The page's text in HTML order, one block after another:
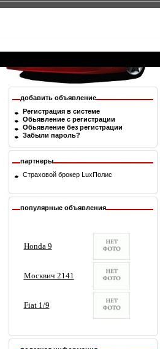
добавить объявление
Регистрация в системе
Обьявление с регистрации
Обьявление без регистрации
Забыли пароль?
партнеры
Страховой брокер LuxПолис
популярные объявления